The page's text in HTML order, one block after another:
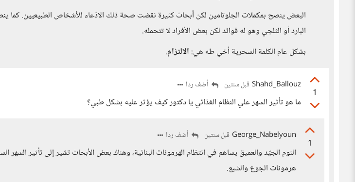
البعض ينصح بمكملات الجلوتامين لكن أبحاث كثيرة نقضت صحة ذلك الادّعاء للأشخاص الطبيعيين. كما
البارد أو الثلجي وهو له فوائد لكن بعض الأفراد لا تتحمله.
بشكل عام الكلمة السحرية أخي طه هي: الالتزام.
1
Shahd_Ballouz قبل سنتين أضف ردا
ما هو تأثير السهر علي النظام الغذائي يا دكتور كيف يؤثر عليه بشكل طبي؟
1
George_Nabelyoun قبل سنتين أضف ردا
النوم الجيّد والعميق يساهم في انتظام الهرمونات البنائية، وهناك بعض الأبحاث تشير إلى تأثير السهر
هرمونات الجوع والشبع.